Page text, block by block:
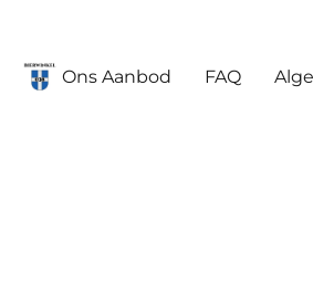
Ons Aanbod FAQ